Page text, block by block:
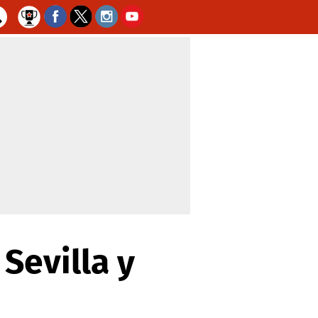
y